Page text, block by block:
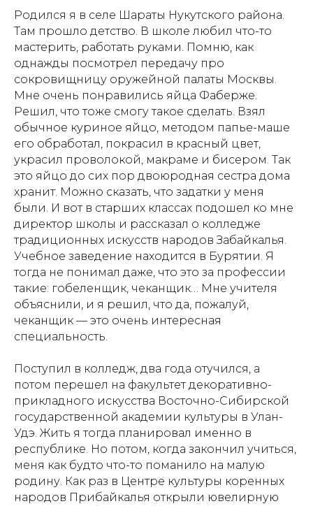
Родился я в селе Шараты Нукутского района.
Там прошло детство. В школе любил что-то
мастерить, работать руками. Помню, как
однажды посмотрел передачу про
сокровищницу оружейной палаты Москвы.
Мне очень понравились яйца Фаберже.
Решил, что тоже смогу такое сделать. Взял
обычное куриное яйцо, методом папье-маше
его обработал, покрасил в красный цвет,
украсил проволокой, макраме и бисером. Так
это яйцо до сих пор двоюродная сестра дома
хранит. Можно сказать, что задатки у меня
были. И вот в старших классах подошел ко мне
директор школы и рассказал о колледже
традиционных искусств народов Забайкалья.
Учебное заведение находится в Бурятии. Я
тогда не понимал даже, что это за профессии
такие: гобеленщик, чеканщик… Мне учителя
объяснили, и я решил, что да, пожалуй,
чеканщик — это очень интересная
специальность.
Поступил в колледж, два года отучился, а
потом перешел на факультет декоративно-
прикладного искусства Восточно-Сибирской
государственной академии культуры в Улан-
Удэ. Жить я тогда планировал именно в
республике. Но потом, когда закончил учиться,
меня как будто что-то поманило на малую
родину. Как раз в Центре культуры коренных
народов Прибайкалья открыли ювелирную